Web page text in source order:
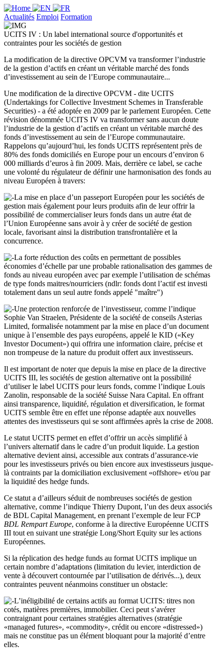
Actualités Emploi Formation
UCITS IV : Un label international source d'opportunités et
contraintes pour les sociétés de gestion
La modification de la directive OPCVM va transformer l’industrie
de la gestion d’actifs en créant un véritable marché des fonds
d’investissement au sein de l’Europe communautaire...
Une modification de la directive OPCVM - dite UCITS
(Undertakings for Collective Investment Schemes in Transferable
Securities) - a été adoptée en 2009 par le parlement Européen. Cette
révision dénommée UCITS IV va transformer sans aucun doute
l’industrie de la gestion d’actifs en créant un véritable marché des
fonds d’investissement au sein de l’Europe communautaire.
Rappelons qu’aujourd’hui, les fonds UCITS représentent près de
80% des fonds domiciliés en Europe pour un encours d’environ 6
000 milliards d’euros à fin 2009. Mais, derrière ce label, se cache
une volonté du régulateur de définir une harmonisation des fonds au
niveau Européen à travers:
La mise en place d’un passeport Européen pour les sociétés de
gestion mais également pour leurs produits afin de leur offrir la
possibilité de commercialiser leurs fonds dans un autre état de
l’Union Européenne sans avoir à y créer de société de gestion
locale, favorisant ainsi la distribution transfrontalière et la
concurrence.
La forte réduction des coûts en permettant de possibles
économies d’échelle par une probable rationalisation des gammes de
fonds au niveau européen avec par exemple l’utilisation de schémas
de type fonds maitres/nourriciers (ndlr: fonds dont l’actif est investi
totalement dans un seul autre fonds appelé "maître")
Une protection renforcée de l’investisseur, comme l’indique
Sophie Van Straelen, Présidente de la société de conseils Asterias
Limited, formalisée notamment par la mise en place d’un document
unique à l’ensemble des pays européens, appelé le KID («Key
Investor Document») qui offrira une information claire, précise et
non trompeuse de la nature du produit offert aux investisseurs.
Il est important de noter que depuis la mise en place de la directive
UCITS III, les sociétés de gestion alternative ont la possibilité
d’utiliser le label UCITS pour leurs fonds, comme l’indique Louis
Zanolin, responsable de la société Suisse Nara Capital. En offrant
ainsi transparence, liquidité, régulation et diversification, le format
UCITS semble être en effet une réponse adaptée aux nouvelles
attentes des investisseurs qui se sont affirmées après la crise de 2008.
Le statut UCITS permet en effet d’offrir un accès simplifié à
l’univers alternatif dans le cadre d’un produit liquide. La gestion
alternative devient ainsi, accessible aux contrats d’assurance-vie
pour les investisseurs privés ou bien encore aux investisseurs jusque-
là contraints par la domiciliation exclusivement «offshore» et/ou par
la liquidité des hedge funds.
Ce statut a d’ailleurs séduit de nombreuses sociétés de gestion
alternative, comme l’indique Thierry Dupont, l’un des deux associés
de BDL Capital Management, en prenant l’exemple de leur FCP
BDL Rempart Europe, conforme à la directive Européenne UCITS
III tout en suivant une stratégie Long/Short Equity sur les actions
Européennes.
Si la réplication des hedge funds au format UCITS implique un
certain nombre d’adaptations (limitation du levier, interdiction de
vente à découvert contournée par l’utilisation de dérivés...), deux
contraintes peuvent néanmoins constituer un obstacle:
L’inéligibilité de certains actifs au format UCITS: titres non
cotés, matières premières, immobilier. Ceci peut s’avérer
contraignant pour certaines stratégies alternatives (stratégie
«managed futures», «commodity», crédit ou encore «distressed»)
mais ne constitue pas un élément bloquant pour la majorité d’entre
elles.